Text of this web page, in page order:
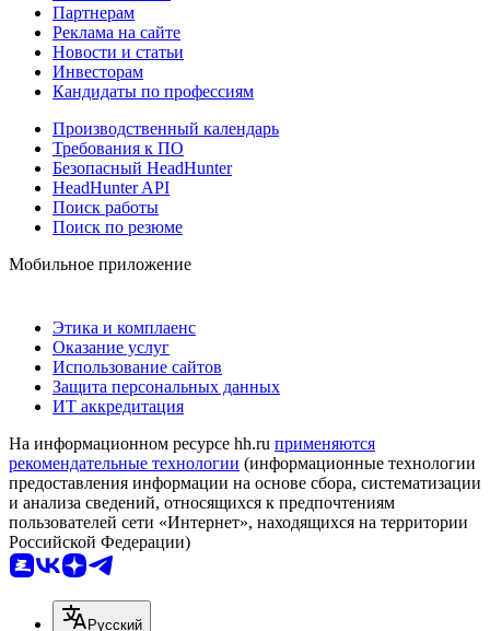
Партнерам
Реклама на сайте
Новости и статьи
Инвесторам
Кандидаты по профессиям
Производственный календарь
Требования к ПО
Безопасный HeadHunter
HeadHunter API
Поиск работы
Поиск по резюме
Мобильное приложение
Этика и комплаенс
Оказание услуг
Использование сайтов
Защита персональных данных
ИТ аккредитация
На информационном ресурсе hh.ru применяются
рекомендательные технологии (информационные технологии
предоставления информации на основе сбора, систематизации
и анализа сведений, относящихся к предпочтениям
пользователей сети «Интернет», находящихся на территории
Российской Федерации)
Русский